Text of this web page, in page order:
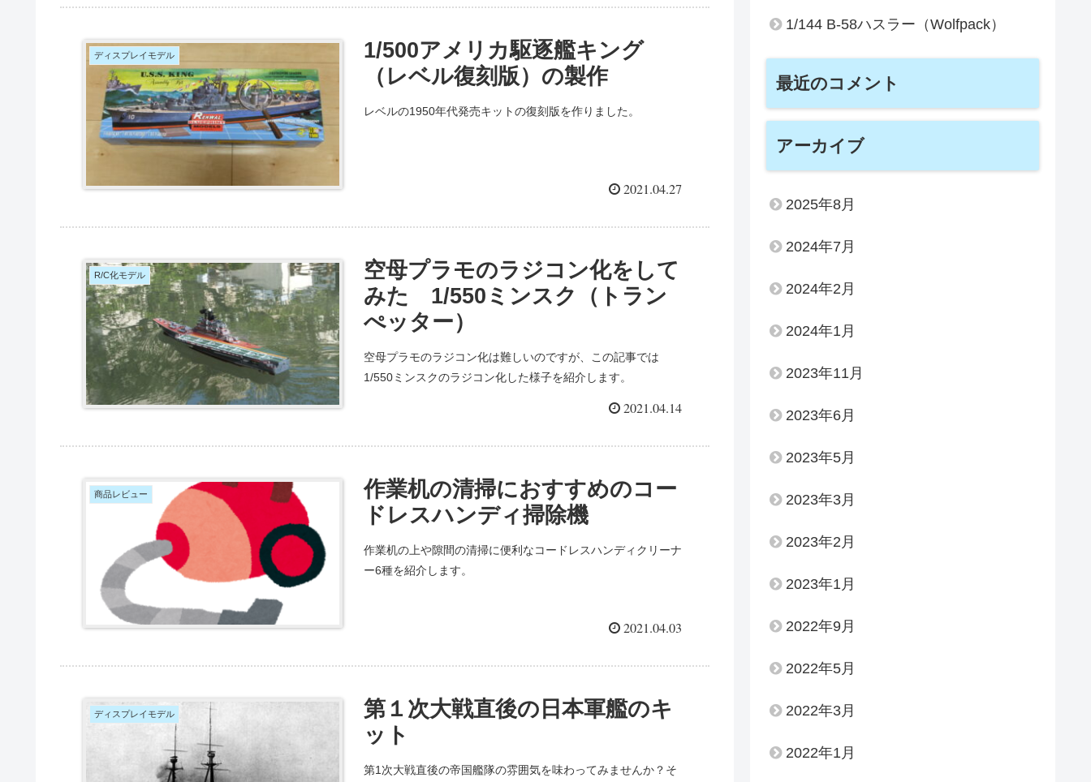
ディスプレイモデル
1/500アメリカ駆逐艦キング
（レベル復刻版）の製作
レベルの1950年代発売キットの復刻版を作りました。
2021.04.27
R/C化モデル
空母プラモのラジコン化をして
みた 1/550ミンスク（トラン
ぺッター）
空母プラモのラジコン化は難しいのですが、この記事では
1/550ミンスクのラジコン化した様子を紹介します。
2021.04.14
商品レビュー
作業机の清掃におすすめのコー
ドレスハンディ掃除機
作業机の上や隙間の清掃に便利なコードレスハンディクリーナ
ー6種を紹介します。
2021.04.03
ディスプレイモデル
第１次大戦直後の日本軍艦のキ
ット
第1次大戦直後の帝国艦隊の雰囲気を味わってみませんか？そ
1/144 B-58ハスラー（Wolfpack）
最近のコメント
アーカイブ
2025年8月
2024年7月
2024年2月
2024年1月
2023年11月
2023年6月
2023年5月
2023年3月
2023年2月
2023年1月
2022年9月
2022年5月
2022年3月
2022年1月